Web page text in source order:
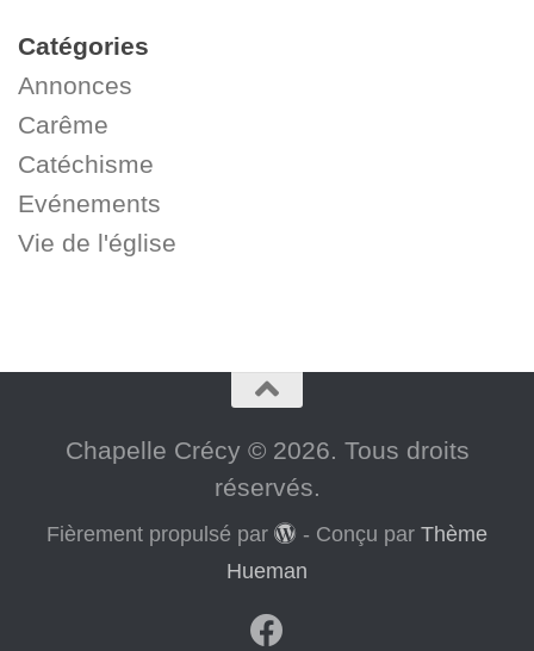
Catégories
Annonces
Carême
Catéchisme
Evénements
Vie de l'église
Chapelle Crécy © 2026. Tous droits
réservés.
Fièrement propulsé par - Conçu par Thème
Hueman